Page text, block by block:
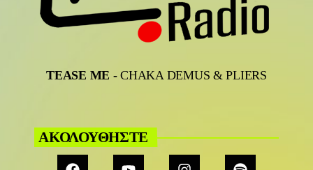
TEASE ME -CHAKA DEMUS & PLIERS
ΑΚΟΛΟΥΘΗΣΤΕ